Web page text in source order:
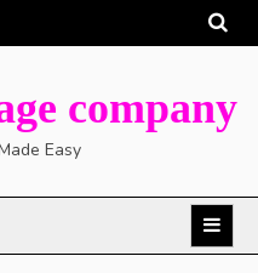
company
Easy